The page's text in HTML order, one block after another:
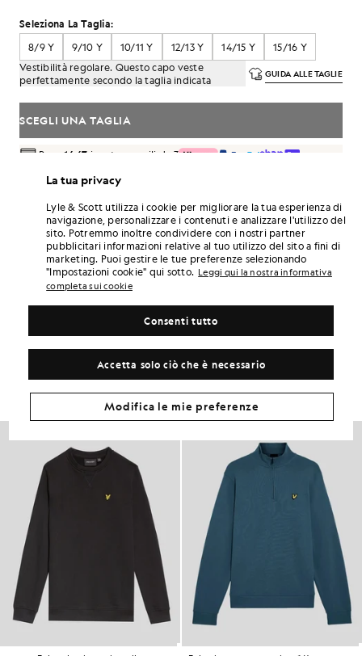
Seleziona La Taglia:
8/9 Y
9/10 Y 10/11 Y 12/13 Y 14/15 Y
15/16 Y
Vestibilità regolare. Questo capo veste
perfettamente secondo la taglia indicata
GUIDA ALLE TAGLIE
SCEGLI UNA TAGLIA
Paga16.67 in rate mensili da 3
Consegna gratuita per ordini superiori a 70 £
Consegna a domicilio e punti di ritiro. Resi e cambi gratuiti.
Guadagna il doppio! Con questo acquisto ottieni
punti300.
6 points = 1,00 £
ISCRIVITI
DETTAGLI DEL PRODOTTO
ADATTABILITÀ DEL PRODOTTO
COMPOSIZIONE E CURA
Crea il tuo look
La tua privacy
Lyle & Scott utilizza i cookie per migliorare la tua esperienza di
navigazione, personalizzare i contenuti e analizzare l'utilizzo del
sito. Potremmo inoltre condividere con i nostri partner
pubblicitari informazioni relative al tuo utilizzo del sito a fini di
marketing. Puoi gestire le tue preferenze selezionando
"Impostazioni cookie" qui sotto. Leggi qui la nostra informativa
completa sui cookie
Accetta solo ciò che è necessario
Consenti tutto
Modifica le mie preferenze